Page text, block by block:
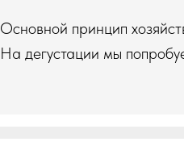
Основной принцип
На дегустации мы